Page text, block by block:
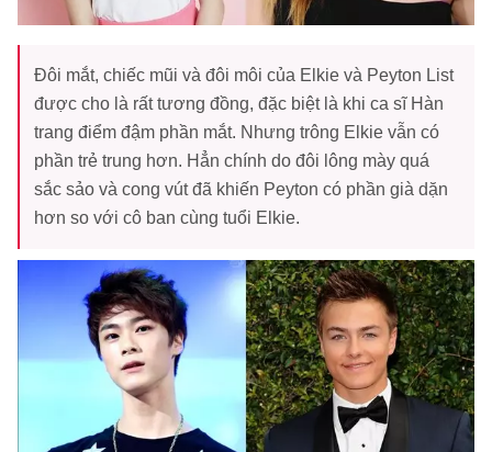
Đôi mắt, chiếc mũi và đôi môi của Elkie và Peyton List
được cho là rất tương đồng, đặc biệt là khi ca sĩ Hàn
trang điểm đậm phần mắt. Nhưng trông Elkie vẫn có
phần trẻ trung hơn. Hẳn chính do đôi lông mày quá
sắc sảo và cong vút đã khiến Peyton có phần già dặn
hơn so với cô ban cùng tuổi Elkie.